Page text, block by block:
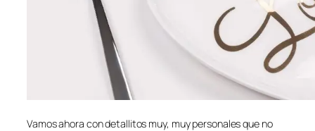
Vamos ahora con detallitos muy, muy personales que no